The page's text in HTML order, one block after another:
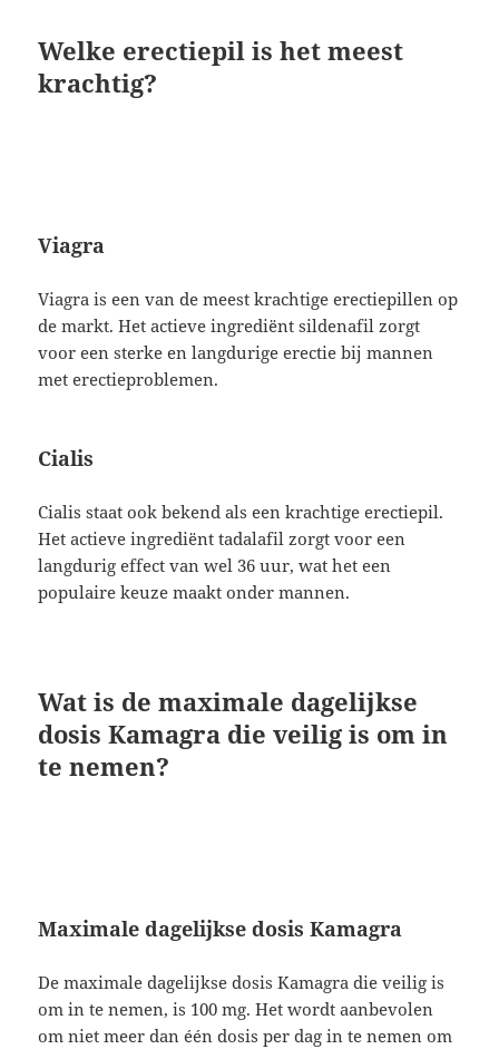
Welke erectiepil is het meest
krachtig?
Viagra
Viagra is een van de meest krachtige erectiepillen op
de markt. Het actieve ingrediënt sildenafil zorgt
voor een sterke en langdurige erectie bij mannen
met erectieproblemen.
Cialis
Cialis staat ook bekend als een krachtige erectiepil.
Het actieve ingrediënt tadalafil zorgt voor een
langdurig effect van wel 36 uur, wat het een
populaire keuze maakt onder mannen.
Wat is de maximale dagelijkse
dosis Kamagra die veilig is om in
te nemen?
Maximale dagelijkse dosis Kamagra
De maximale dagelijkse dosis Kamagra die veilig is
om in te nemen, is 100 mg. Het wordt aanbevolen
om niet meer dan één dosis per dag in te nemen om